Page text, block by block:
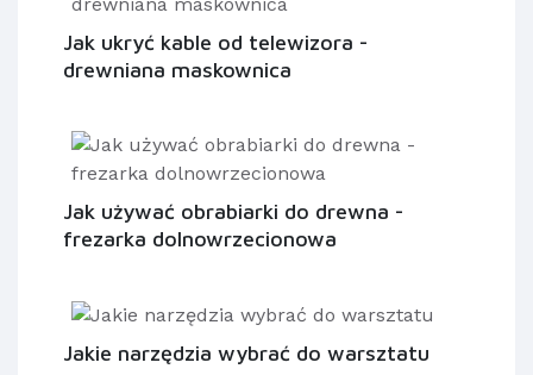
Jak ukryć kable od telewizora -
drewniana maskownica
Jak używać obrabiarki do drewna -
frezarka dolnowrzecionowa
Jakie narzędzia wybrać do warsztatu